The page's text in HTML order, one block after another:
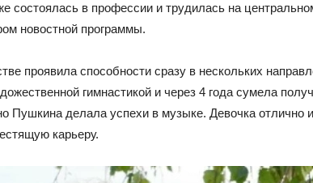
состоялась в профессии и трудилась на
новостной программы.
проявила способности сразу в нескольких
гимнастикой и через 4 года сумела
Пушкина делала успехи в музыке. Девочка отлично
карьеру.